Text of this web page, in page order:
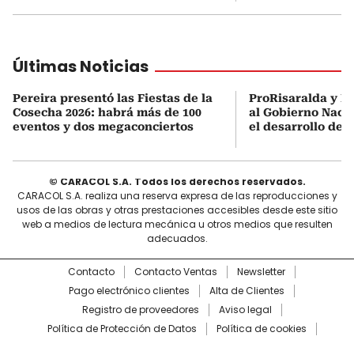
Últimas Noticias
Pereira presentó las Fiestas de la
Cosecha 2026: habrá más de 100
eventos y dos megaconciertos
ProRisaralda y
al Gobierno
el desarrollo
© CARACOL S.A. Todos los derechos reservados.
CARACOL S.A. realiza una reserva expresa de las reproducciones y
usos de las obras y otras prestaciones accesibles desde este sitio
web a medios de lectura mecánica u otros medios que resulten
adecuados.
Contacto Contacto Ventas
Newsletter
Pago electrónico clientes
Alta de Clientes
Registro de proveedores
Aviso legal
Política de Protección de Datos
Política de cookies